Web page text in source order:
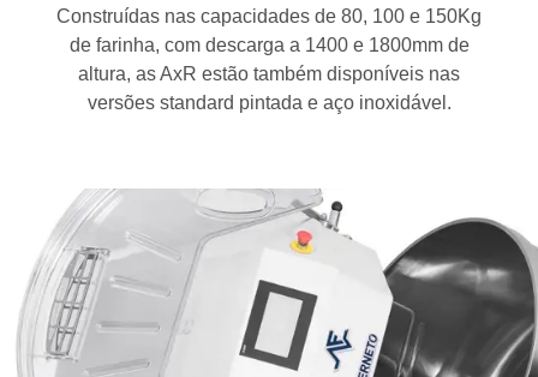
Construídas nas capacidades de 80, 100 e 150Kg
de farinha, com descarga a 1400 e 1800mm de
altura, as AxR estão também disponíveis nas
versões standard pintada e aço inoxidável.